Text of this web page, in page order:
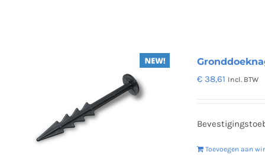
€ 38,61 Incl. BTW
Toevoegen aan